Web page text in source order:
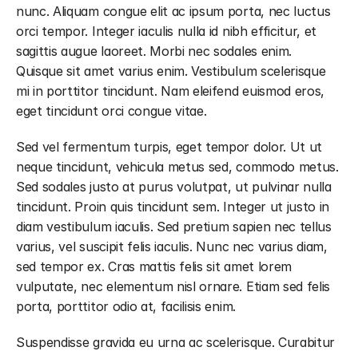
nunc. Aliquam congue elit ac ipsum porta, nec luctus
orci tempor. Integer iaculis nulla id nibh efficitur, et
sagittis augue laoreet. Morbi nec sodales enim.
Quisque sit amet varius enim. Vestibulum scelerisque
mi in porttitor tincidunt. Nam eleifend euismod eros,
eget tincidunt orci congue vitae.
Sed vel fermentum turpis, eget tempor dolor. Ut ut
neque tincidunt, vehicula metus sed, commodo metus.
Sed sodales justo at purus volutpat, ut pulvinar nulla
tincidunt. Proin quis tincidunt sem. Integer ut justo in
diam vestibulum iaculis. Sed pretium sapien nec tellus
varius, vel suscipit felis iaculis. Nunc nec varius diam,
sed tempor ex. Cras mattis felis sit amet lorem
vulputate, nec elementum nisl ornare. Etiam sed felis
porta, porttitor odio at, facilisis enim.
Suspendisse gravida eu urna ac scelerisque. Curabitur